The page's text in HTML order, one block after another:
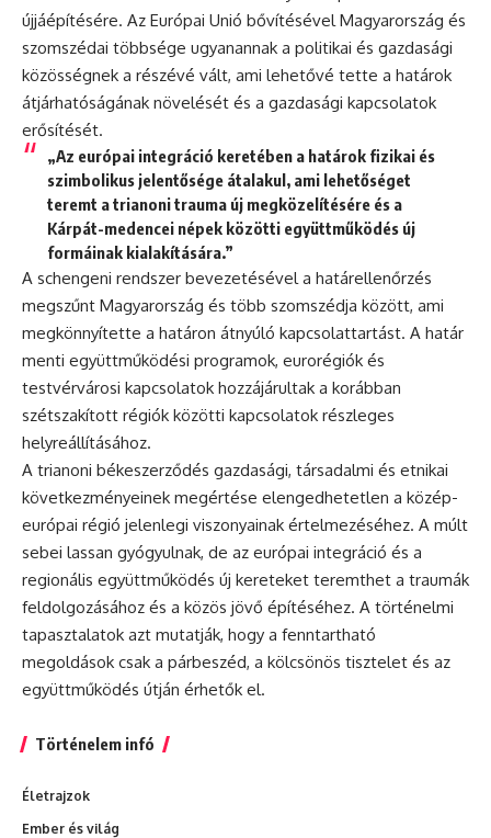
újjáépítésére. Az Európai Unió bővítésével Magyarország és
szomszédai többsége ugyanannak a politikai és gazdasági
közösségnek a részévé vált, ami lehetővé tette a határok
átjárhatóságának növelését és a gazdasági kapcsolatok
erősítését.
„Az európai integráció keretében a határok fizikai és
szimbolikus jelentősége átalakul, ami lehetőséget
teremt a trianoni trauma új megközelítésére és a
Kárpát-medencei népek közötti együttműködés új
formáinak kialakítására.”
A schengeni rendszer bevezetésével a határellenőrzés
megszűnt Magyarország és több szomszédja között, ami
megkönnyítette a határon átnyúló kapcsolattartást. A határ
menti együttműködési programok, eurorégiók és
testvérvárosi kapcsolatok hozzájárultak a korábban
szétszakított régiók közötti kapcsolatok részleges
helyreállításához.
A trianoni békeszerződés gazdasági, társadalmi és etnikai
következményeinek megértése elengedhetetlen a közép-
európai régió jelenlegi viszonyainak értelmezéséhez. A múlt
sebei lassan gyógyulnak, de az európai integráció és a
regionális együttműködés új kereteket teremthet a traumák
feldolgozásához és a közös jövő építéséhez. A történelmi
tapasztalatok azt mutatják, hogy a fenntartható
megoldások csak a párbeszéd, a kölcsönös tisztelet és az
együttműködés útján érhetők el.
Történelem infó
Életrajzok
Ember és világ